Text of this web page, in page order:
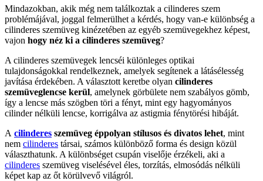
Mindazokban, akik még nem találkoztak a cilinderes szem
problémájával, joggal felmerülhet a kérdés, hogy van-e különbség a
cilinderes szemüveg kinézetében az egyéb szemüvegekhez képest,
vajon hogy néz ki a cilinderes szemüveg?
A cilinderes szemüvegek lencséi különleges optikai
tulajdonságokkal rendelkeznek, amelyek segítenek a látásélesség
javítása érdekében. A választott keretbe olyan cilinderes
szemüveglencse kerül, amelynek görbülete nem szabályos gömb,
így a lencse más szögben töri a fényt, mint egy hagyományos
cilinder nélküli lencse, korrigálva az astigmia fénytörési hibáját.
A cilinderes szemüveg éppolyan stílusos és divatos lehet, mint
nem cilinderes társai, számos különböző forma és design közül
választhatunk. A különbséget csupán viselője érzékeli, aki a
cilinderes szemüveg viselésével éles, torzítás, elmosódás nélküli
képet kap az őt körülvevő világról.